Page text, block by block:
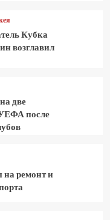
Кубка
возглавил
две
после
на ремонт и